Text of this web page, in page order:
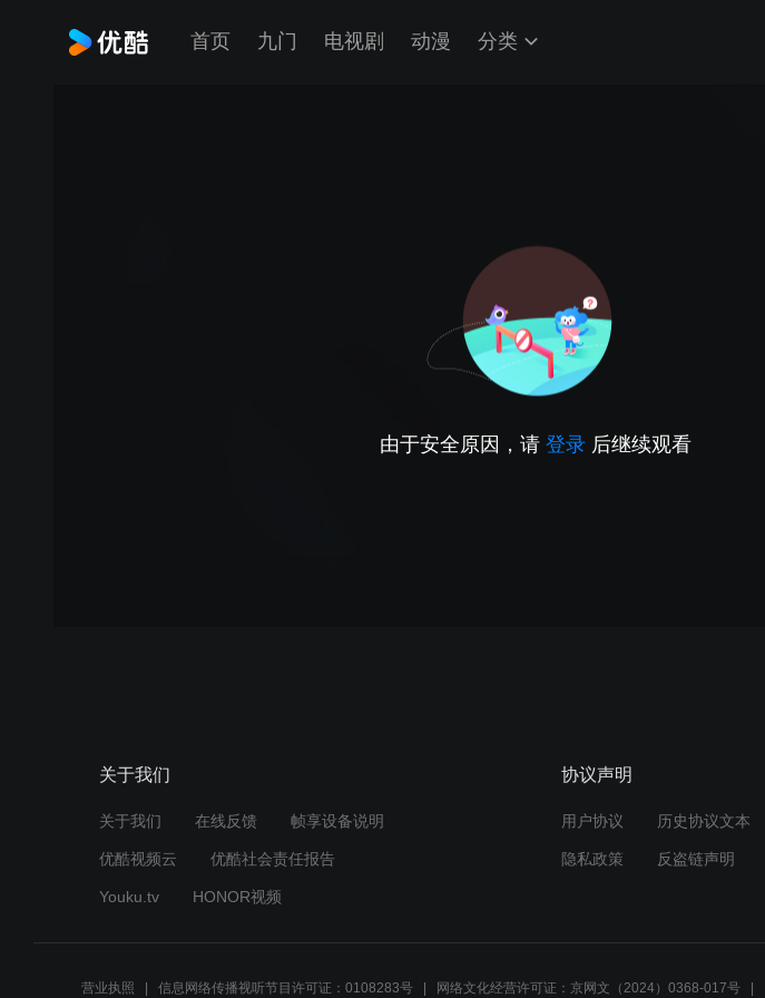
首页 九门 电视剧 动漫 分类
由于安全原因，请 登录 后继续观看
关于我们
关于我们 在线反馈 帧享设备说明
优酷视频云 优酷社会责任报告
Youku.tv HONOR视频
协议声明
用户协议 历史协议文本
隐私政策 反盗链声明
营业执照 信息网络传播视听节目许可证：0108283号 网络文化经营许可证：京网文（2024）0368-017号